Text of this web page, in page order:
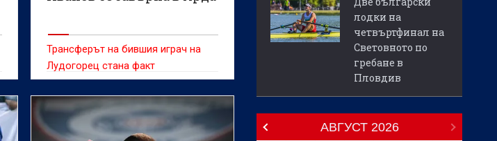
Трансферът на бившия играч на
Лудогорец стана факт
лодки на
четвъртфинал на
Световното по
гребане в
Пловдив
АВГУСТ 2026